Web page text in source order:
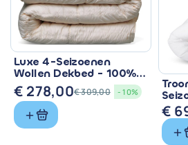
Luxe 4-Seizoenen
Wollen Dekbed - 100%
Zuiver Scheerwol
€309,00
Oorspronkelijke
prijs
€ 278,00
Huidige
prijs
- 10%
€